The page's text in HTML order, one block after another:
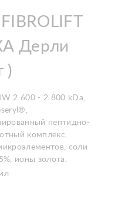
Дерли
)
2 600 - 2 800 kDa,
пептидно-
комплекс,
соли
ионы золота.